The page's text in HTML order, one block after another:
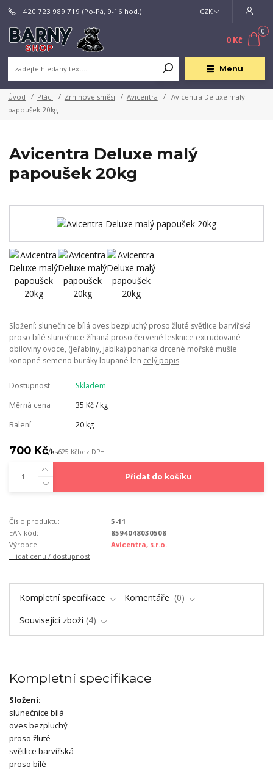
Menu
CZK
+420 723 989 719 (Po-Pá, 9-16 hod.)
0
0 Kč
Úvod Ptáci Zrninové směsi Avicentra
Avicentra Deluxe malý
papoušek 20kg
Avicentra Deluxe malý
papoušek 20kg
Složení: slunečnice bílá oves bezpluchý proso žluté světlice barvířská
proso bílé slunečnice žíhaná proso červené lesknice extrudované
obiloviny ovoce, (jeřabiny, jablka) pohanka drcené mořské mušle
konopné semeno buráky loupané len celý popis
Dostupnost
Skladem
Měrná cena
35 Kč / kg
Balení
20 kg
700 Kč/ks625 Kčbez DPH
Přidat do košíku
Číslo produktu:
5-11
EAN kód:
8594048030508
Výrobce:
Avicentra, s.r.o.
Hlídat cenu / dostupnost
Kompletní specifikace Komentáře
0
Související zboží 4
Kompletní specifikace
Složení:
slunečnice bílá
oves bezpluchý
proso žluté
světlice barvířská
proso bílé